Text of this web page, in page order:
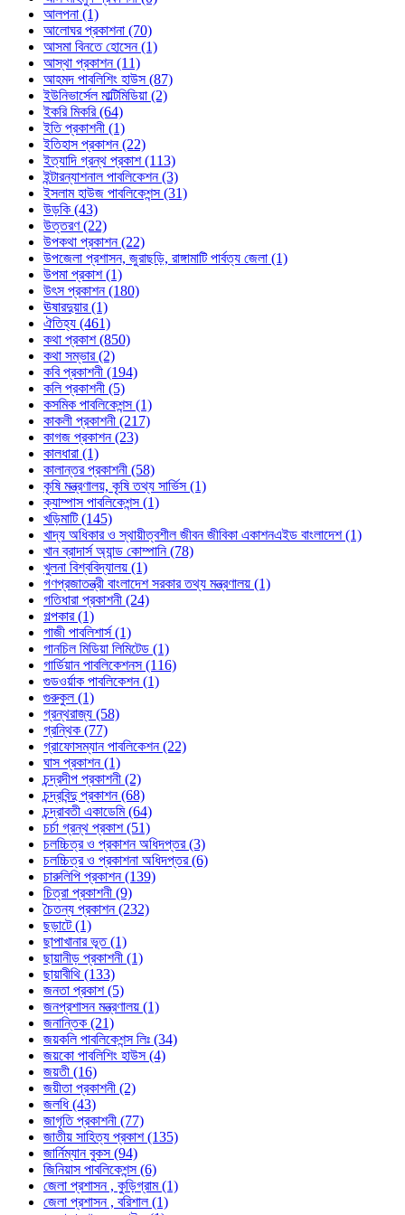
আলপনা (1)
আলোঘর প্রকাশনা (70)
আসমা বিনতে হোসেন (1)
আস্থা প্রকাশন (11)
আহমদ পাবলিশিং হাউস (87)
ইউনিভার্সেল মাল্টিমিডিয়া (2)
ইকরি মিকরি (64)
ইতি প্রকাশনী (1)
ইতিহাস প্রকাশন (22)
ইত্যাদি গ্রন্থ প্রকাশ (113)
ইন্টারন্যাশনাল পাবলিকেশন (3)
ইসলাম হাউজ পাবলিকেশন্স (31)
উড়কি (43)
উত্তরণ (22)
উপকথা প্রকাশন (22)
উপজেলা প্রশাসন, জুরাছড়ি, রাঙ্গামাটি পার্বত্য জেলা (1)
উপমা প্রকাশ (1)
উৎস প্রকাশন (180)
ঊষারদুয়ার (1)
ঐতিহ্য (461)
কথা প্রকাশ (850)
কথা সম্ভার (2)
কবি প্রকাশনী (194)
কলি প্রকাশনী (5)
কসমিক পাবলিকেশন্স (1)
কাকলী প্রকাশনী (217)
কাগজ প্রকাশন (23)
কালধারা (1)
কালান্তর প্রকাশনী (58)
কৃষি মন্ত্রণালয়, কৃষি তথ্য সার্ভিস (1)
ক্যাম্পাস পাবলিকেশন্স (1)
খড়িমাটি (145)
খাদ্য অধিকার ও স্থায়ীত্বশীল জীবন জীবিকা একাশনএইড বাংলাদেশ (1)
খান ব্রাদার্স অ্যান্ড কোম্পানি (78)
খুলনা বিশ্ববিদ্যালয় (1)
গণপ্রজাতন্ত্রী বাংলাদেশ সরকার তথ্য মন্ত্রণালয় (1)
গতিধারা প্রকাশনী (24)
গল্পকার (1)
গাজী পাবলিশার্স (1)
গানচিল মিডিয়া লিমিটেড (1)
গার্ডিয়ান পাবলিকেশনস (116)
গুডওর্য়াক পাবলিকেশন (1)
গুরুকুল (1)
গ্রন্থরাজ্য (58)
গ্রন্থিক (77)
গ্রাফোসম্যান পাবলিকেশন (22)
ঘাস প্রকাশন (1)
চন্দ্রদীপ প্রকাশনী (2)
চন্দ্রবিন্দু প্রকাশন (68)
চন্দ্রাবতী একাডেমি (64)
চর্চা গ্রন্থ প্রকাশ (51)
চলচ্চিত্র ও প্রকাশন অধিদপ্তর (3)
চলচ্চিত্র ও প্রকাশনা অধিদপ্তর (6)
চারুলিপি প্রকাশন (139)
চিত্রা প্রকাশনী (9)
চৈতন্য প্রকাশন (232)
ছড়াটে (1)
ছাপাখানার ভূত (1)
ছায়ানীড় প্রকাশনী (1)
ছায়াবীথি (133)
জনতা প্রকাশ (5)
জনপ্রশাসন মন্ত্রণালয় (1)
জনান্তিক (21)
জয়কলি পাবলিকেশন্স লিঃ (34)
জয়কো পাবলিশিং হাউস (4)
জয়তী (16)
জয়ীতা প্রকাশনী (2)
জলধি (43)
জাগৃতি প্রকাশনী (77)
জাতীয় সাহিত্য প্রকাশ (135)
জার্নিম্যান বুকস (94)
জিনিয়াস পাবলিকেশন্স (6)
জেলা প্রশাসন , কুড়িগ্রাম (1)
জেলা প্রশাসন , বরিশাল (1)